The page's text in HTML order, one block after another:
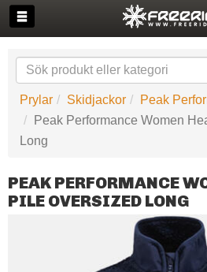
Prylar Skidjackor
Peak
Peak Performance Women
Long
PEAK PERFORMANCE
PILE OVERSIZED LONG